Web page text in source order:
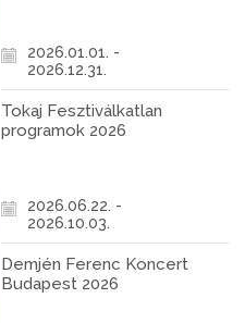
2026.01.01. -
2026.12.31.
Tokaj Fesztiválkatlan
programok 2026
2026.06.22. -
2026.10.03.
Demjén Ferenc Koncert
Budapest 2026